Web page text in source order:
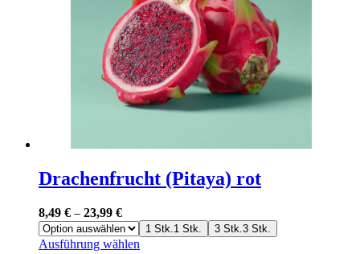
auf
der
Produktseite
gewählt
werden
Drachenfrucht (Pitaya) rot
8,49 € – 23,99 €
1 Stk.1 Stk. 3 Stk.3 Stk.
Ausführung wählen